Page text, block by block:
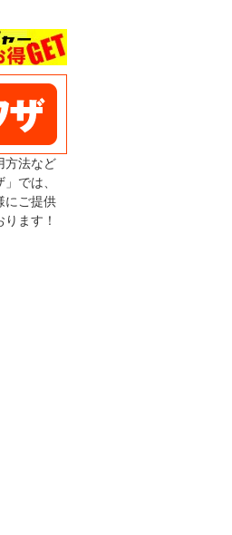
方法など
では、
にご提供
ます！